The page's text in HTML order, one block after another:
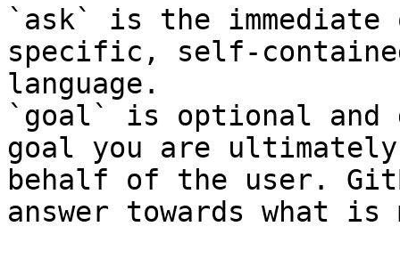
`ask` is the
specific, self-
language.
`goal` is optional and
goal you are
behalf of the user.
answer towards what